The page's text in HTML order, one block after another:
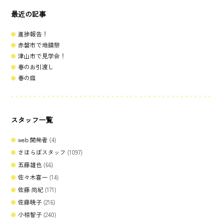
最近の記事
進捗報告！
赤磐市で地鎮祭
津山市で見学会！
春のお引渡し
春の庭
スタッフ一覧
web 開発者 (4)
さほらぼスタッフ (1097)
五藤雄也 (66)
佐々木喜一 (14)
佐藤 尚紀 (171)
佐藤暁子 (216)
小椋智子 (240)